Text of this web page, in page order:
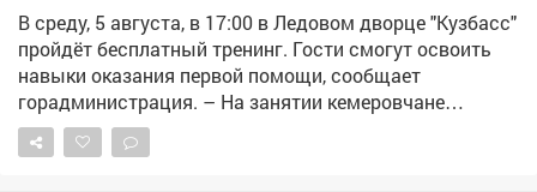
В среду, 5 августа, в 17:00 в Ледовом дворце "Кузбасс"
пройдёт бесплатный тренинг. Гости смогут освоить
навыки оказания первой помощи, сообщает
горадминистрация. – На занятии кемеровчане
отработают сердечно-лёгочную реанимацию, помощь
при кровотечениях, удушье и потери сознания, а также